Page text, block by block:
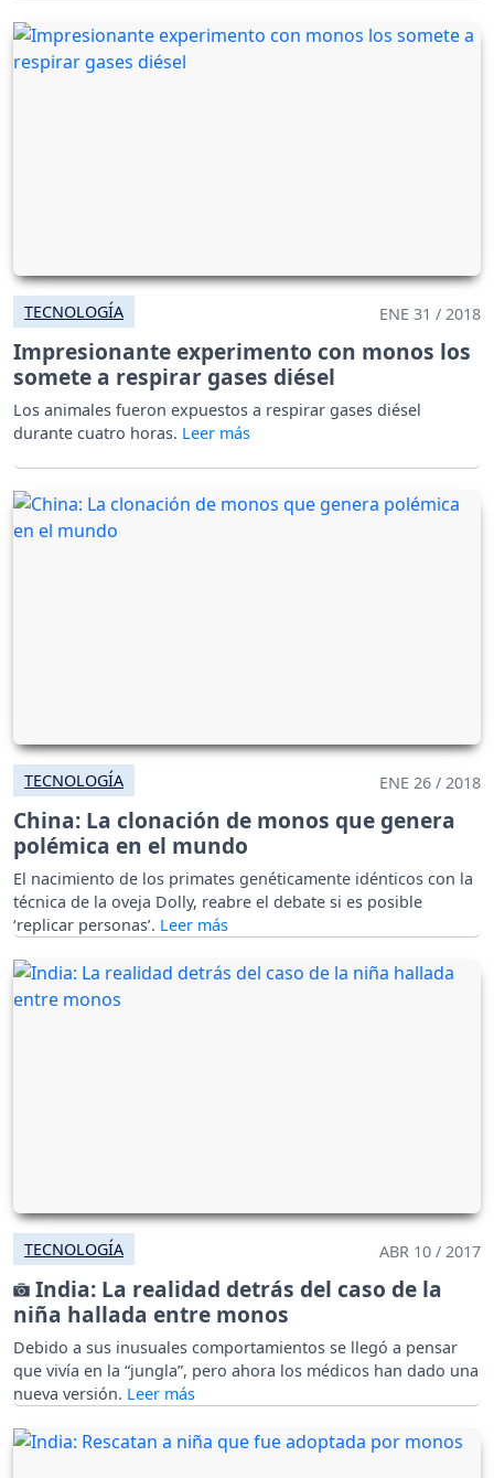
TECNOLOGÍA ENE 31 / 2018
Impresionante experimento con monos los
somete a respirar gases diésel
Los animales fueron expuestos a respirar gases diésel
durante cuatro horas.
TECNOLOGÍA ENE 26 / 2018
China: La clonación de monos que genera
polémica en el mundo
El nacimiento de los primates genéticamente idénticos con la
técnica de la oveja Dolly, reabre el debate si es posible
‘replicar personas’.
TECNOLOGÍA ABR 10 / 2017
India: La realidad detrás del caso de la
niña hallada entre monos
Debido a sus inusuales comportamientos se llegó a pensar
que vivía en la “jungla”, pero ahora los médicos han dado una
nueva versión.